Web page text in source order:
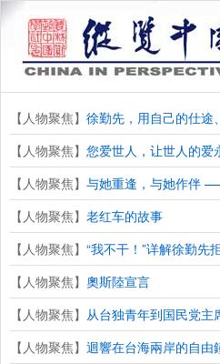
【人物聚焦】 徐勤先，用自己的仕途
【人物聚焦】 您爱世人，让世人的
【人物聚焦】 与她重逢，与她作伴
【人物聚焦】 老红车的故事
【人物聚焦】 “我不干！”详解徐勤先
【人物聚焦】 奧斯陸宣言
【人物聚焦】 从台独青年到国民党主
【人物聚焦】 迴響在台海兩岸的自